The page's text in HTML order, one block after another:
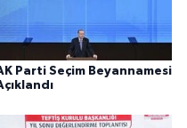
Parti Seçim Beyannamesi